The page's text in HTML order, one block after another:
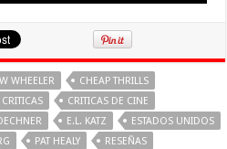
WHEELER
CHEAP THRILLS
CRITICAS
CRITICAS DE CINE
E.L. KATZ
ESTADOS UNIDOS
PAT HEALY
RESEÑAS